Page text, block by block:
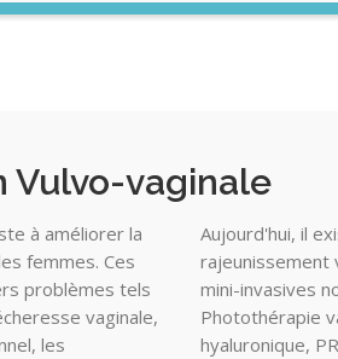
Vulvo-vaginale
à améliorer la
femmes. Ces
problèmes tels
vaginale,
les
Aujourd'hui, il
rajeunissement
mini-invasives
Photothérapie
hyaluronique,